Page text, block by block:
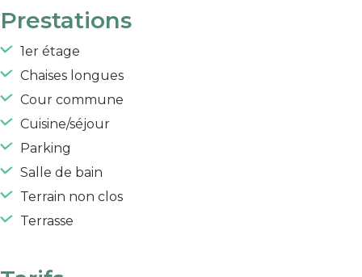
Prestations
1er étage
Chaises longues
Cour commune
Cuisine/séjour
Parking
Salle de bain
Terrain non clos
Terrasse